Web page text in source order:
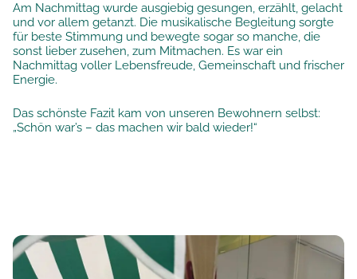
Am Nachmittag wurde ausgiebig gesungen, erzählt, gelacht
und vor allem getanzt. Die musikalische Begleitung sorgte
für beste Stimmung und bewegte sogar so manche, die
sonst lieber zusehen, zum Mitmachen. Es war ein
Nachmittag voller Lebensfreude, Gemeinschaft und frischer
Energie.
Das schönste Fazit kam von unseren Bewohnern selbst:
„Schön war’s – das machen wir bald wieder!“